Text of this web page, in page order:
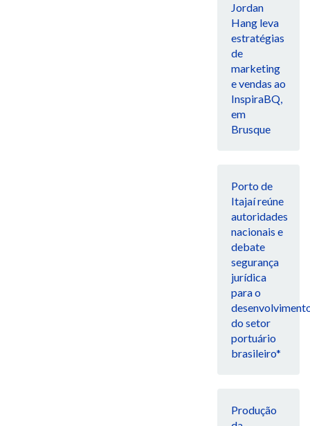
Jordan
Hang leva
estratégias
de
marketing
e vendas ao
InspiraBQ,
em
Brusque
Porto de
Itajaí reúne
autoridades
nacionais e
debate
segurança
jurídica
para o
do setor
portuário
brasileiro*
Produção